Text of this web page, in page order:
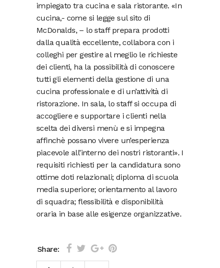
impiegato tra cucina e sala ristorante. «In
cucina,- come si legge sul sito di
McDonalds, – lo staff prepara prodotti
dalla qualità eccellente, collabora con i
colleghi per gestire al meglio le richieste
dei clienti, ha la possibilità di conoscere
tutti gli elementi della gestione di una
cucina professionale e di un’attività di
ristorazione. In sala, lo staff si occupa di
accogliere e supportare i clienti nella
scelta dei diversi menù e si impegna
affinchè possano vivere un’esperienza
piacevole all’interno dei nostri ristoranti». I
requisiti richiesti per la candidatura sono
ottime doti relazionali; diploma di scuola
media superiore; orientamento al lavoro
di squadra; flessibilità e disponibilità
oraria in base alle esigenze organizzative.
Share: